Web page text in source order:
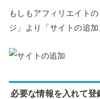
もしもアフィリエイト
ジ」より「サイトの追加
必要な情報を入れて登